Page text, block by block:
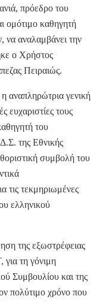
πρόεδρο του
ομότιμο καθηγητή
να αναλαμβάνει την
ο Χρήστος
Πειραιώς.
αναπληρώτρια γενική
ευχαριστίες τους
του
της Εθνικής
συμβολή του
τις τεκμηριωμένες
ελληνικού
της εξωστρέφειας
για τη γόνιμη
Συμβουλίου και της
πολύτιμο χρόνο που